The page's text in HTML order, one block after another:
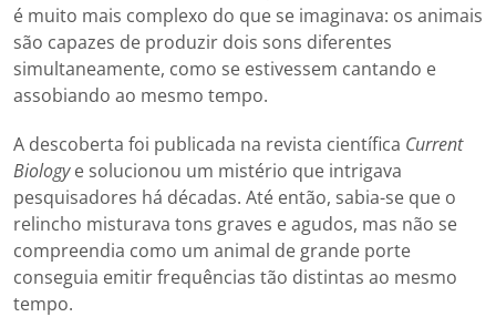
é muito mais complexo do que se imaginava: os animais
são capazes de produzir dois sons diferentes
simultaneamente, como se estivessem cantando e
assobiando ao mesmo tempo.
A descoberta foi publicada na revista científica Current
Biologye solucionou um mistério que intrigava
pesquisadores há décadas. Até então, sabia-se que o
relincho misturava tons graves e agudos, mas não se
compreendia como um animal de grande porte
conseguia emitir frequências tão distintas ao mesmo
tempo.